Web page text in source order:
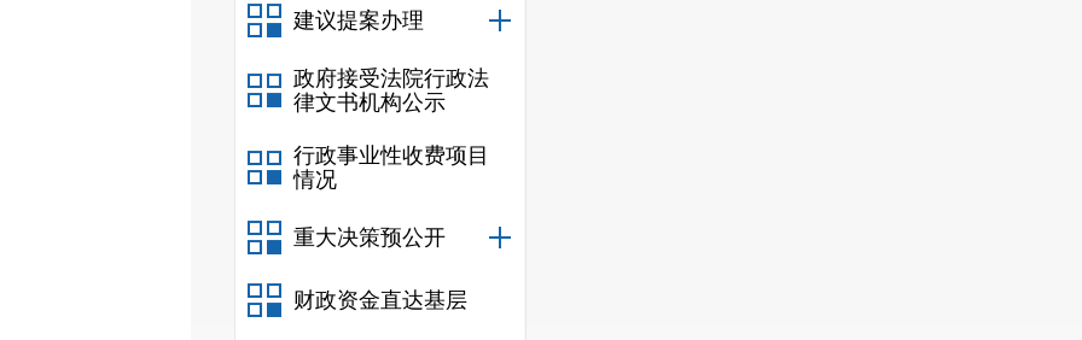
建议提案办理
政府接受法院行政法
律文书机构公示
行政事业性收费项目
情况
重大决策预公开
财政资金直达基层